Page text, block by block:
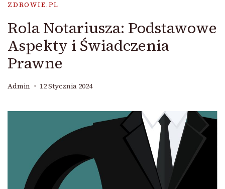
ZDROWIE.PL
Rola Notariusza: Podstawowe
Aspekty i Świadczenia
Prawne
Admin 12 Stycznia 2024